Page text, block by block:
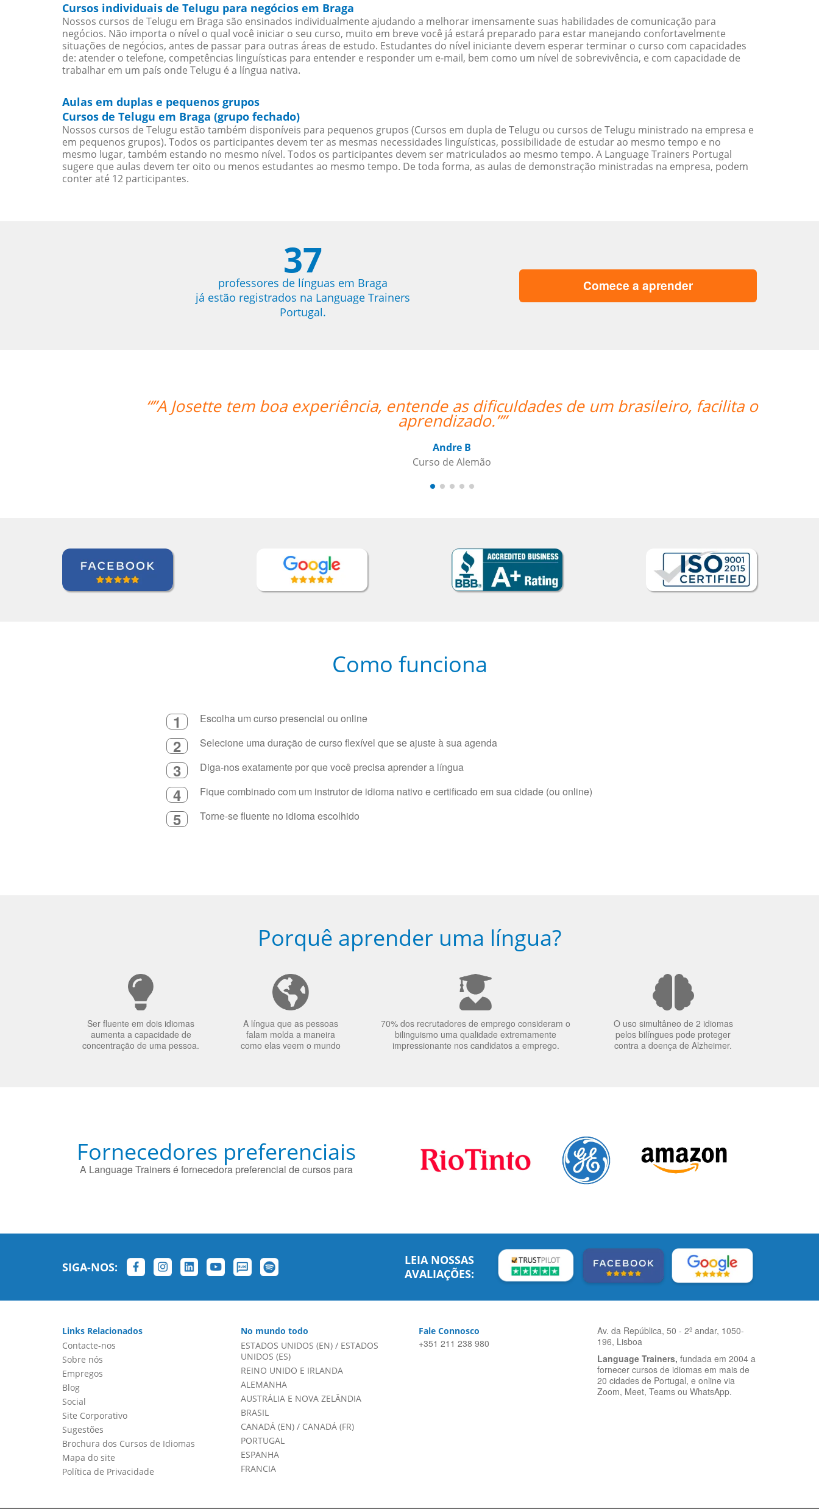
Cursos individuais de Telugu para negócios em Braga
Nossos cursos de Telugu em Braga são ensinados individualmente ajudando a melhorar imensamente suas habilidades de comunicação para
negócios. Não importa o nível o qual você iniciar o seu curso, muito em breve você já estará preparado para estar manejando confortavelmente
situações de negócios, antes de passar para outras áreas de estudo. Estudantes do nível iniciante devem esperar terminar o curso com capacidades
de: atender o telefone, competências linguísticas para entender e responder um e-mail, bem como um nível de sobrevivência, e com capacidade de
trabalhar em um país onde Telugu é a língua nativa.
Aulas em duplas e pequenos grupos
Cursos de Telugu em Braga (grupo fechado)
Nossos cursos de Telugu estão também disponíveis para pequenos grupos (Cursos em dupla de Telugu ou cursos de Telugu ministrado na empresa e
em pequenos grupos). Todos os participantes devem ter as mesmas necessidades linguísticas, possibilidade de estudar ao mesmo tempo e no
mesmo lugar, também estando no mesmo nível. Todos os participantes devem ser matriculados ao mesmo tempo. A Language Trainers Portugal
sugere que aulas devem ter oito ou menos estudantes ao mesmo tempo. De toda forma, as aulas de demonstração ministradas na empresa, podem
conter até 12 participantes.
37
professores de línguas em Braga
já estão registrados na Language Trainers
Portugal.
Comece a aprender
“”A Josette tem boa experiência, entende as dificuldades de um brasileiro, facilita o
aprendizado.””
Andre B
Curso de Alemão
Como funciona
1 Escolha um curso presencial ou online
2 Selecione uma duração de curso flexível que se ajuste à sua agenda
3 Diga-nos exatamente por que você precisa aprender a língua
4 Fique combinado com um instrutor de idioma nativo e certificado em sua cidade (ou online)
5 Torne-se fluente no idioma escolhido
Porquê aprender uma língua?
Ser fluente em dois idiomas
aumenta a capacidade de
concentração de uma pessoa.
A língua que as pessoas
falam molda a maneira
como elas veem o mundo
70% dos recrutadores de emprego consideram o
bilinguismo uma qualidade extremamente
impressionante nos candidatos a emprego.
O uso simultâneo de 2 idiomas
pelos bilíngues pode proteger
contra a doença de Alzheimer.
Fornecedores preferenciais
A Language Trainers é fornecedora preferencial de cursos para
SIGA-NOS:
LEIA NOSSAS
AVALIAÇÕES:
Links Relacionados
Contacte-nos
Sobre nós
Empregos
Blog
Social
Site Corporativo
Sugestões
Brochura dos Cursos de Idiomas
Mapa do site
Política de Privacidade
No mundo todo
ESTADOS UNIDOS (EN)/ ESTADOS
UNIDOS (ES)
REINO UNIDO E IRLANDA
ALEMANHA
AUSTRÁLIA E NOVA ZELÂNDIA
BRASIL
CANADÁ (EN)/ CANADÁ (FR)
PORTUGAL
ESPANHA
FRANCIA
Fale Connosco
+351 211 238 980
Av. da República, 50 - 2º andar, 1050-
196, Lisboa
Language Trainers, fundada em 2004 a
fornecer cursos de idiomas em mais de
20 cidades de Portugal, e online via
Zoom, Meet, Teams ou WhatsApp.